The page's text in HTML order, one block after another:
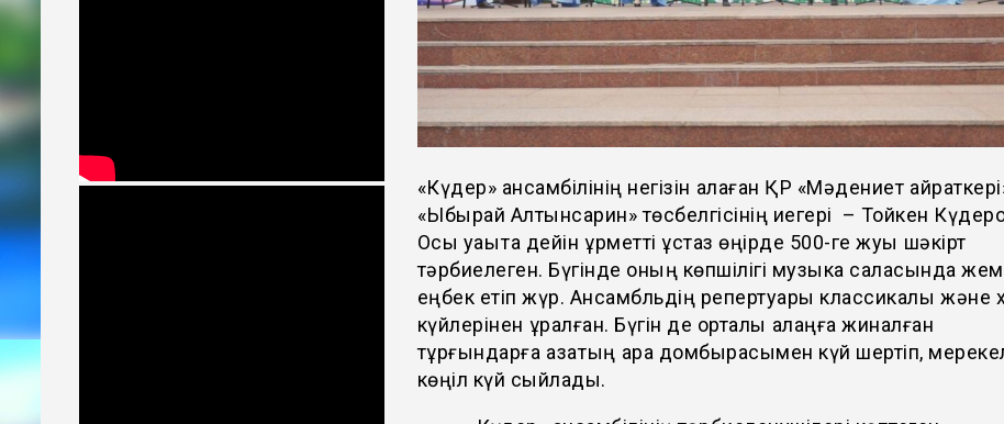
«Күдер» ансамбілінің негізін қалаған ҚР «Мәдениет
«Ыбырай Алтынсарин» төсбелгісінің иегері – Тойкен
Осы уақытқа дейін құрметті ұстаз өңірде 500-ге жуық шәкірт
тәрбиелеген. Бүгінде оның көпшілігі музыка саласында
еңбек етіп жүр. Ансамбльдің репертуары классикалық және
күйлерінен құралған. Бүгін де орталық алаңға жиналған
тұрғындарға қазақтың қара домбырасымен күй шертіп,
көңіл күй сыйлады.